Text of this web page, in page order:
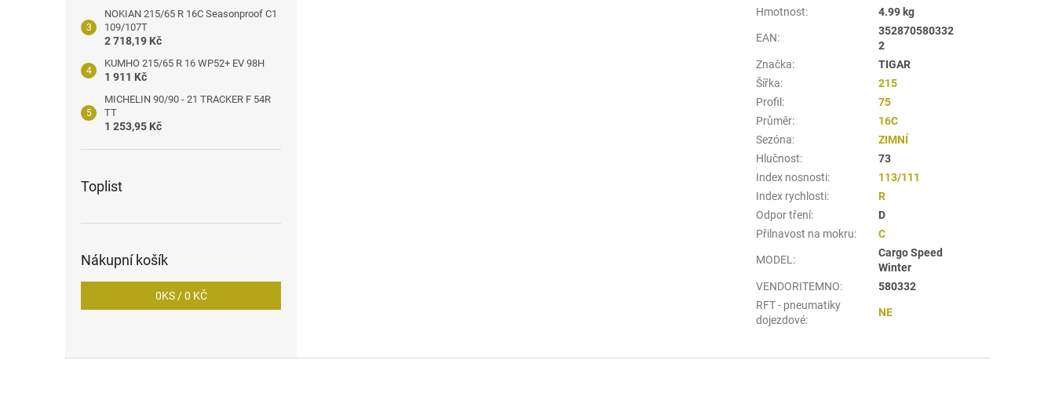
NOKIAN 215/65 R 16C Seasonproof C1
109/107T
2 718,19 Kč
KUMHO 215/65 R 16 WP52+ EV 98H
1 911 Kč
MICHELIN 90/90 - 21 TRACKER F 54R
TT
1 253,95 Kč
Toplist
Nákupní košík
0KS /0 KČ
Hmotnost: 4.99 kg
EAN:
352870580332
2
Značka:
TIGAR
Šířka:
215
Profil :
75
Průměr:
16C
Sezóna:
ZIMNÍ
Hlučnost:
73
Index nosnosti:
113/111
Index rychlosti:
R
Odpor tření:
D
Přilnavost na mokru: C
MODEL :
Cargo Speed
Winter
VENDORITEMNO:
580332
RFT - pneumatiky
dojezdové:
NE